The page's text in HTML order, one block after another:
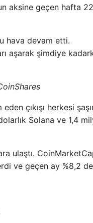
aksine geçen hafta
hava devam etti.
aşarak şimdiye
çıkışı herkesi
Solana ve 1,4
ulaştı.
ve geçen ay %8,2